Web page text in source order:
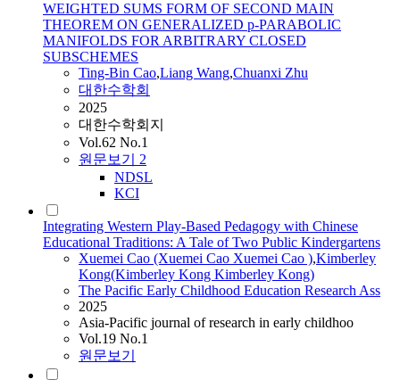
WEIGHTED SUMS FORM OF SECOND MAIN
THEOREM ON GENERALIZED p-PARABOLIC
MANIFOLDS FOR ARBITRARY CLOSED
SUBSCHEMES
Ting-Bin Cao,Liang Wang,Chuanxi Zhu
대한수학회
2025
대한수학회지
Vol.62 No.1
원문보기 2
NDSL
KCI
Integrating Western Play-Based Pedagogy with Chinese
Educational Traditions: A Tale of Two Public Kindergartens
Xuemei Cao (Xuemei Cao Xuemei Cao ),Kimberley
Kong(Kimberley Kong Kimberley Kong)
The Pacific Early Childhood Education Research Ass
2025
Asia-Pacific journal of research in early childhoo
Vol.19 No.1
원문보기